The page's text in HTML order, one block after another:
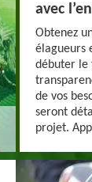
avec
Obtenez
élagueurs
débuter le
de vos
seront
projet.